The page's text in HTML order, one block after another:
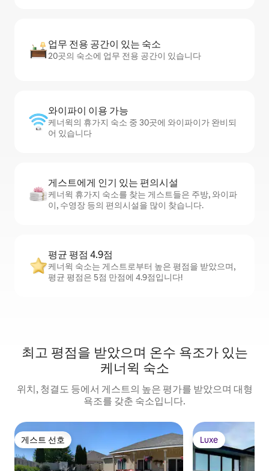
업무 전용 공간이 있는 숙소
20곳의 숙소에 업무 전용 공간이 있습니다
와이파이 이용 가능
케너윅의 휴가지 숙소 중 30곳에 와이파이가 완비되
어 있습니다
게스트에게 인기 있는 편의시설
케너윅 휴가지 숙소를 찾는 게스트들은 주방, 와이파
이, 수영장 등의 편의시설을 많이 찾습니다.
평균 평점 4.9점
케너윅 숙소는 게스트로부터 높은 평점을 받았으며,
평균 평점은 5점 만점에 4.9점입니다!
최고 평점을 받았으며 온수 욕조가 있는
케너윅 숙소
위치, 청결도 등에서 게스트의 높은 평가를 받았으며 대형
욕조를 갖춘 숙소입니다.
게스트 선호
게스트 선호 Luxe
Luxe